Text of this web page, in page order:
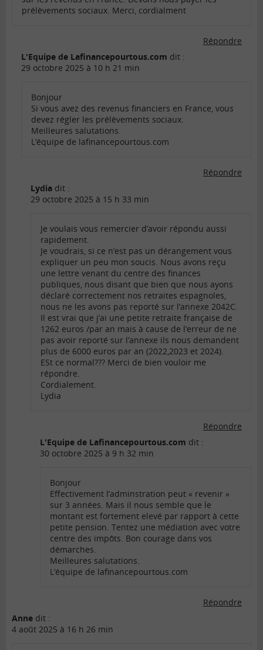
prélèvements sociaux. Merci, cordialment
Répondre
L'Equipe de Lafinancepourtous.com dit :
29 octobre 2025 à 10 h 21 min
Bonjour
Si vous avez des revenus financiers en France, vous
devez régler les prélèvements sociaux.
Meilleures salutations.
L’équipe de lafinancepourtous.com
Répondre
Lydia dit :
29 octobre 2025 à 15 h 33 min
Je voulais vous remercier d’avoir répondu aussi
rapidement.
Je voudrais, si ce n’est pas un dérangement vous
expliquer un peu mon soucis. Nous avons reçu
une lettre venant du centre des finances
publiques, nous disant que bien que nous ayons
déclaré correctement nos retraites espagnoles,
nous ne les avons pas reporté sur l’annexe 2042C.
Il est vrai que j’ai une petite retraite française de
1262 euros /par an mais à cause de l’erreur de ne
pas avoir reporté sur l’annexe ils nous demandent
plus de 6000 euros par an (2022,2023 et 2024).
ESt ce normal??? Merci de bien vouloir me
répondre.
Cordialement.
Lydia
Répondre
L'Equipe de Lafinancepourtous.com dit :
30 octobre 2025 à 9 h 32 min
Bonjour
Effectivement l’adminstration peut « revenir »
sur 3 années. Mais il nous semble que le
montant est fortement elevé par rapport à cette
petite pension. Tentez une médiation avec votre
centre des impôts. Bon courage dans vos
démarches.
Meilleures salutations.
L’équipe de lafinancepourtous.com
Répondre
Anne dit :
4 août 2025 à 16 h 26 min